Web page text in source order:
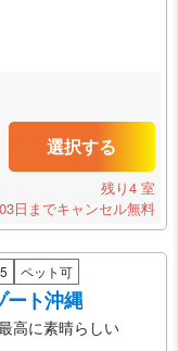
選択する
残り4 室
日までキャンセル無料
ペット可
ート沖縄
高に素晴らしい